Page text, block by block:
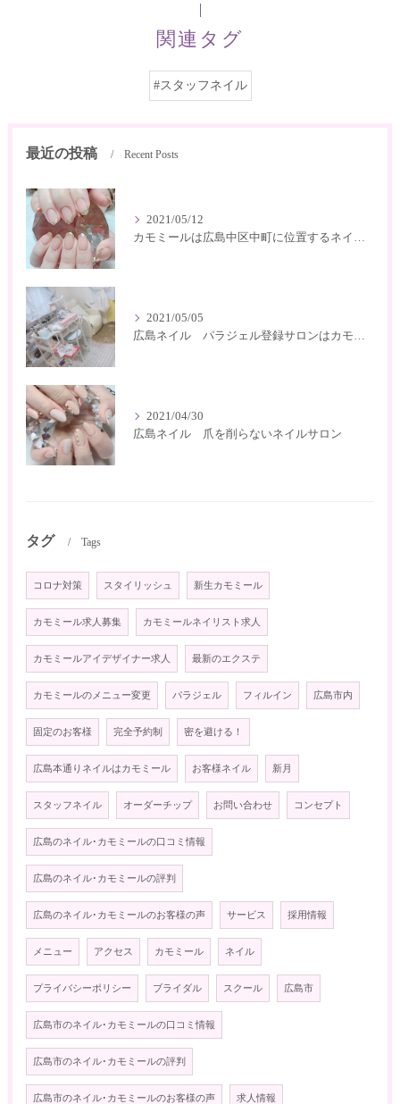
関連タグ
#スタッフネイル
最近の投稿 Recent Posts
2021/05/12
カモミールは広島中区中町に位置するネイルサロン
2021/05/05
広島ネイル パラジェル登録サロンはカモミール
2021/04/30
広島ネイル 爪を削らないネイルサロン
タグ Tags
コロナ対策 スタイリッシュ 新生カモミール
カモミール求人募集 カモミールネイリスト求人
カモミールアイデザイナー求人 最新のエクステ
カモミールのメニュー変更 パラジェル フィルイン 広島市内
固定のお客様 完全予約制 密を避ける！
広島本通りネイルはカモミール お客様ネイル 新月
スタッフネイル オーダーチップ お問い合わせ コンセプト
広島のネイル･カモミールの口コミ情報
広島のネイル･カモミールの評判
広島のネイル･カモミールのお客様の声 サービス 採用情報
メニュー アクセス カモミール ネイル
プライバシーポリシー ブライダル スクール 広島市
広島市のネイル･カモミールの口コミ情報
広島市のネイル･カモミールの評判
広島市のネイル･カモミールのお客様の声 求人情報